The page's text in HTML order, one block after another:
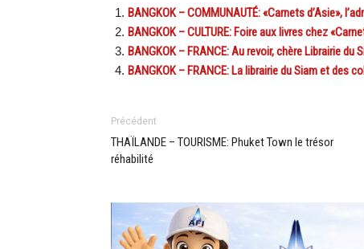
BANGKOK – COMMUNAUTÉ: «Carnets d’Asie»,
BANGKOK – CULTURE: Foire aux livres chez
BANGKOK – FRANCE: Au revoir, chère Librairie
BANGKOK – FRANCE: La librairie du Siam et
Précédent
THAÏLANDE – TOURISME: Phuket Town le trésor
réhabilité